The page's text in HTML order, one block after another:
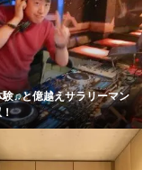
験♫と億越えサラリーマン